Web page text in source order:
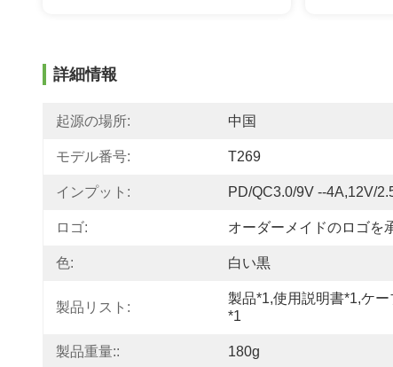
詳細情報
起源の場所: 中国
モデル番号: T269
インプット: PD/QC3.0/9V --4A,12V/
ロゴ: オーダーメイドのロゴを
色: 白い黒
製品リスト:
製品*1,使用説明書*1,ケー
*1
製品重量:: 180g